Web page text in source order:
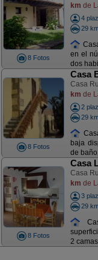
8 Fotos
km de
4
29
en el
dos
8 Fotos
Casa
Casa
km de
2
29
baja
de
8 Fotos
Casa
Casa
km de
3
29
2